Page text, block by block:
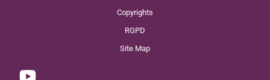
Copyrights
RGPD
Site Map